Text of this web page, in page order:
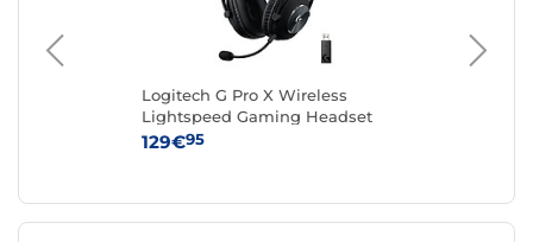
Logitech G Pro X Wireless
Lightspeed Gaming Headset
Black
129€95